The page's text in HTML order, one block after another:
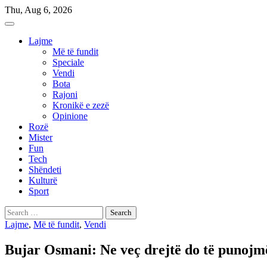
Skip
to
Thu, Aug 6, 2026
Lajme
Më të fundit
Speciale
Vendi
Bota
Rajoni
Kronikë e zezë
Opinione
Rozë
Mister
Fun
Tech
Shëndeti
Kulturë
Sport
Search
for:
Lajme, Më të fundit, Vendi
Bujar Osmani: Ne veç drejtë do të